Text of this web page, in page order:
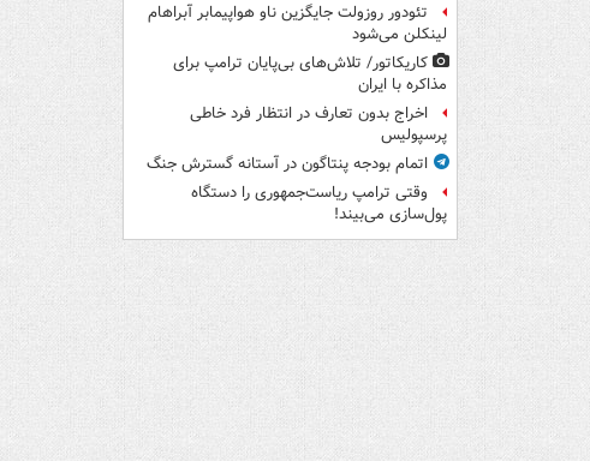
تئودور روزولت جایگزین ناو هواپیمابر آبراهام
لینکلن می‌شود
کاریکاتور/ تلاش‌های بی‌پایان ترامپ برای
مذاکره با ایران
اخراج بدون تعارف در انتظار فرد خاطی
پرسپولیس
اتمام بودجه پنتاگون در آستانه گسترش جنگ
وقتی ترامپ ریاست‌جمهوری را دستگاه
پول‌سازی می‌بیند!